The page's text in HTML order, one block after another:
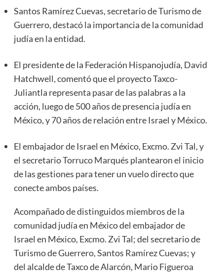
Santos Ramírez Cuevas, secretario de Turismo de
Guerrero, destacó la importancia de la comunidad
judía en la entidad.
El presidente de la Federación Hispanojudía, David
Hatchwell, comentó que el proyecto Taxco-
Juliantla representa pasar de las palabras a la
acción, luego de 500 años de presencia judía en
México, y 70 años de relación entre Israel y México.
El embajador de Israel en México, Excmo. Zvi Tal, y
el secretario Torruco Marqués plantearon el inicio
de las gestiones para tener un vuelo directo que
conecte ambos países.
Acompañado de distinguidos miembros de la
comunidad judía en México del embajador de
Israel en México, Excmo. Zvi Tal; del secretario de
Turismo de Guerrero, Santos Ramírez Cuevas; y
del alcalde de Taxco de Alarcón, Mario Figueroa